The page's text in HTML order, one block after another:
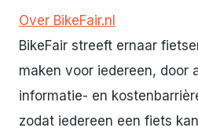
Over BikeFair.nl
BikeFair streeft ernaar
maken voor iedereen, door
informatie- en
zodat iedereen een fiets